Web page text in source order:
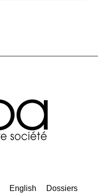
English
Dossiers